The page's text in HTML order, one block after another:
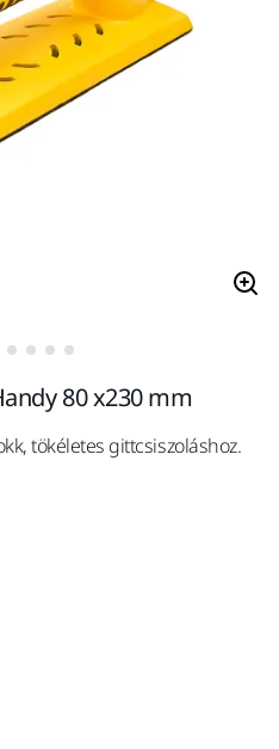
80 x230 mm
tökéletes gittcsiszoláshoz.